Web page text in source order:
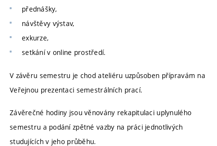
přednášky,
návštěvy výstav,
exkurze,
setkání v online prostředí.
V závěru semestru je chod ateliéru uzpůsoben přípravám na
Veřejnou prezentaci semestrálních prací.
Závěrečné hodiny jsou věnovány rekapitulaci uplynulého
semestru a podání zpětné vazby na práci jednotlivých
studujících v jeho průběhu.